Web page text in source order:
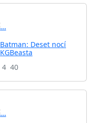
Batman: Deset nocí
KGBeasta
4 40